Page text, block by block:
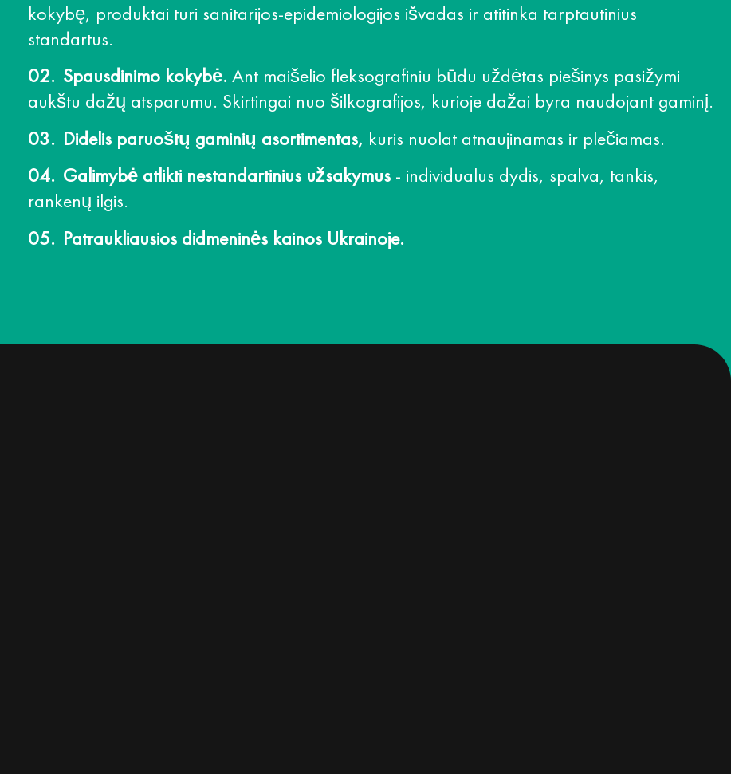
kokybę, produktai turi sanitarijos-epidemiologijos išvadas ir atitinka tarptautinius
standartus.
Spausdinimo kokybė.Ant maišelio fleksografiniu būdu uždėtas piešinys pasižymi
aukštu dažų atsparumu. Skirtingai nuo šilkografijos, kurioje dažai byra naudojant gaminį.
Didelis paruoštų gaminių asortimentas, kuris nuolat atnaujinamas ir plečiamas.
Galimybė atlikti nestandartinius užsakymus- individualus dydis, spalva, tankis,
rankenų ilgis.
Patraukliausios didmeninės kainos Ukrainoje.